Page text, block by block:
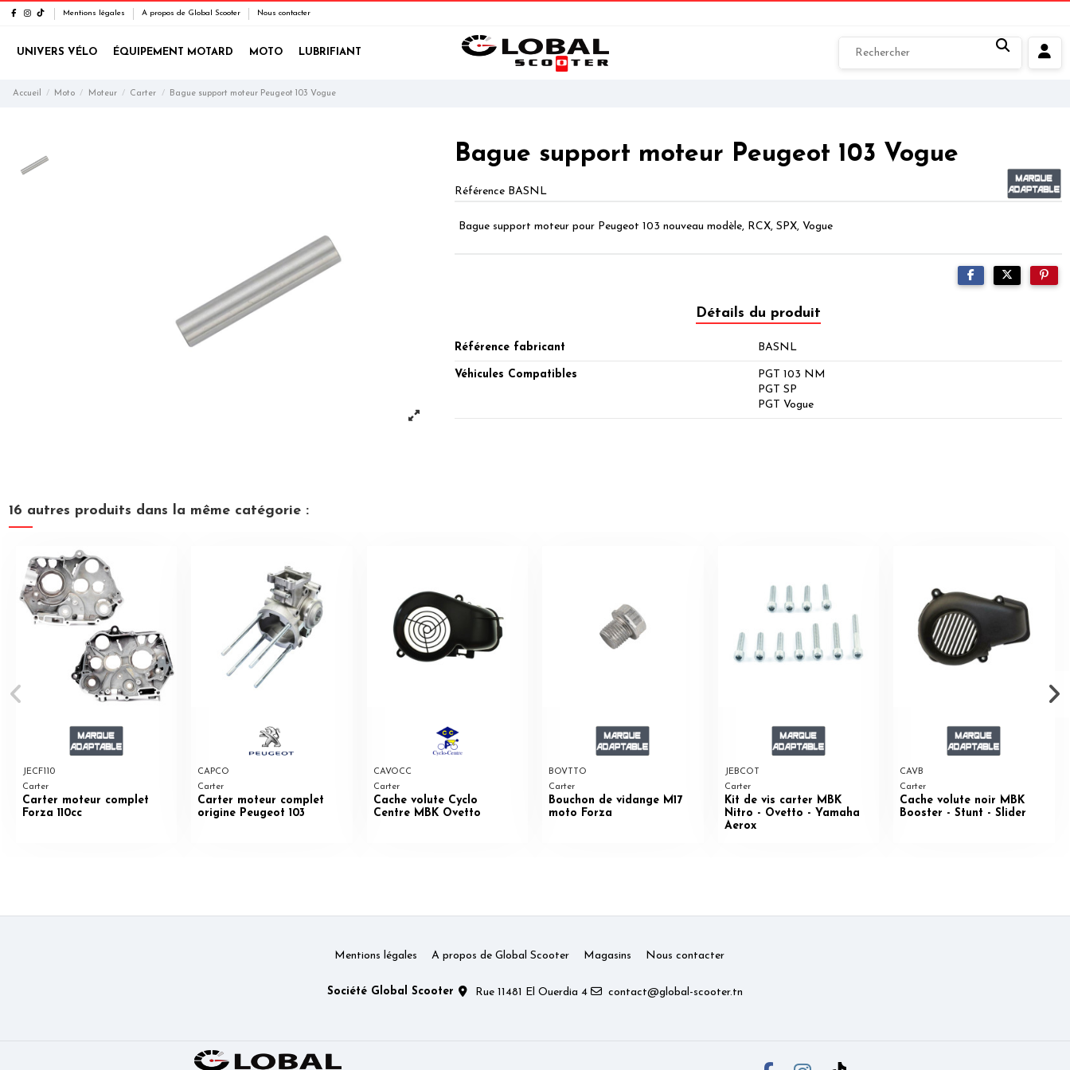
Mentions légales A propos de Global Scooter Nous contacter
UNIVERS VÉLO ÉQUIPEMENT MOTARD MOTO LUBRIFIANT
Accueil Moto Moteur Carter Bague support moteur Peugeot 103 Vogue
Bague support moteur Peugeot 103 Vogue
Référence BASNL
Bague support moteur pour Peugeot 103 nouveau modèle, RCX, SPX, Vogue
Détails du produit
Référence fabricant BASNL
Véhicules Compatibles
PGT 103 NM
PGT SP
PGT Vogue
16 autres produits dans la même catégorie :
JECF110
Carter
Carter moteur complet
Forza 110cc
CAPCO
Carter
Carter moteur complet
origine Peugeot 103
CAVOCC
Carter
Cache volute Cyclo
Centre MBK Ovetto
BOVTTO
Carter
Bouchon de vidange M17
moto Forza
JEBCOT
Carter
Kit de vis carter MBK
Nitro - Ovetto - Yamaha
Aerox
CAVB
Carter
Cache volute noir MBK
Booster - Stunt - Slider
Mentions légales A propos de Global Scooter Magasins Nous contacter
Société Global Scooter Rue 11481 El Ouerdia 4 contact@global-scooter.tn